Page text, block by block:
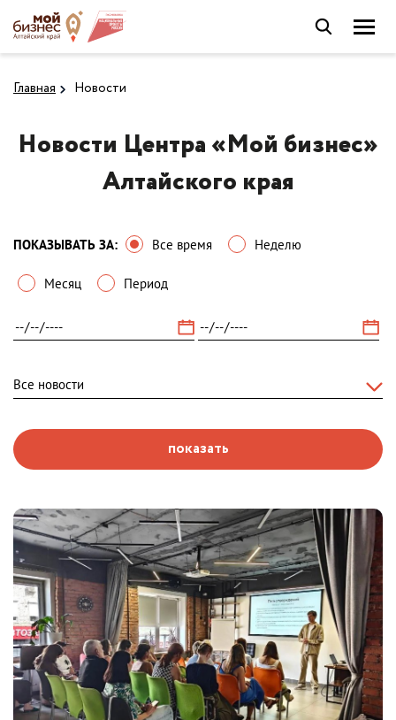
Главная Новости
Новости Центра «Мой бизнес»
Алтайского края
ПОКАЗЫВАТЬ ЗА: Все время Неделю
Месяц Период
показать